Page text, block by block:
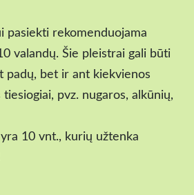
pasiekti rekomenduojama
valandų. Šie pleistrai gali būti
padų, bet ir ant kiekvienos
pvz. nugaros, alkūnių,
10 vnt., kurių užtenka